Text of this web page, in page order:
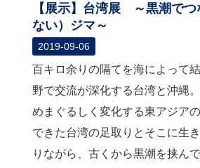
【展示】台湾展 ～黒潮でつ
ない）ジマ～
2019-09-06
百キロ余りの隔てを海によって
野で交流が深化する台湾と沖縄
めまぐるしく変化する東アジア
できた台湾の足取りとそこに生
りながら、古くから黒潮を挟ん